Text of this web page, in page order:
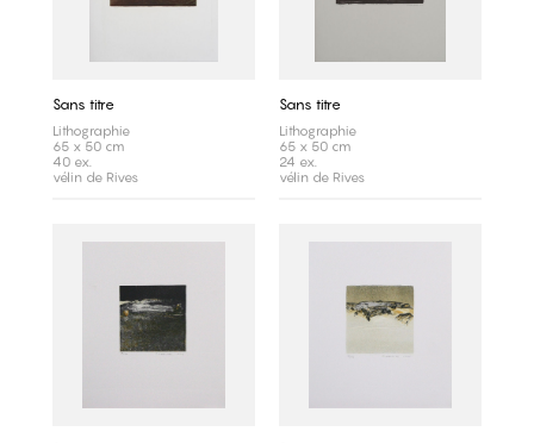
Sans titre
Lithographie
65 x 50 cm
40 ex.
vélin de Rives
Sans titre
Lithographie
65 x 50 cm
24 ex.
vélin de Rives